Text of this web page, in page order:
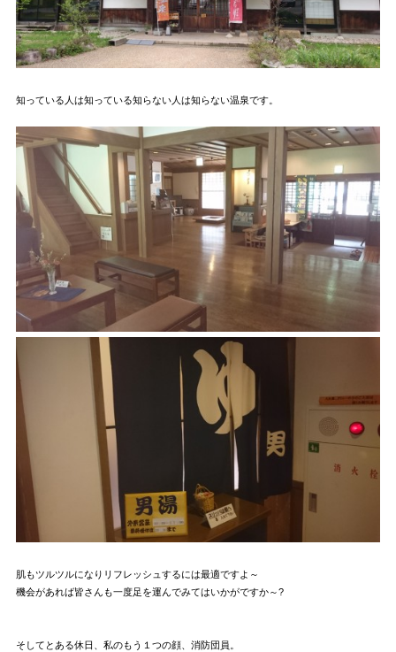
知っている人は知っている知らない人は知らない温泉です。
肌もツルツルになりリフレッシュするには最適ですよ～
機会があれば皆さんも一度足を運んでみてはいかがですか～?
そしてとある休日、私のもう１つの顔、消防団員。